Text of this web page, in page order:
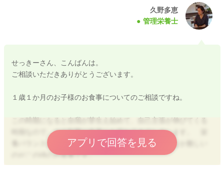
久野多恵
管理栄養士
せっきーさん、こんばんは。
ご相談いただきありがとうございます。
１歳１か月のお子様のお食事についてのご相談ですね。
この時期になると自我が芽生え始めて、自己主張が伸びてくる
時期なので、その影響が食事にも現れてきてしまいます。 栄
養バランスよく食べて欲しいと思っていても、なかなか難しい
のがこの頃のお食事です。
アプリで回答を見る